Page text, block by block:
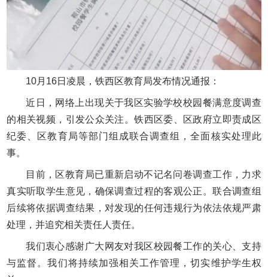
10月16日凌晨，铁西区教育局发布情况通报：
近日，网络上出现关于我区实验学校校园餐满意度调查
的相关视频，引发公众关注。铁西区委、区政府立即责成区
纪委、区教育局等部门组成联合调查组，全面核实处理此
事。
目前，区教育局已重新启动不记名问卷调查工作，力求
真实听取学生意见，确保调查过程的客观公正。联合调查组
后续将依据调查结果，对发现的任何违规行为依法依规严肃
处理，并追究相关责任人责任。
我们衷心感谢广大网友对我区校园餐工作的关心、支持
与监督。我们将持续加强相关工作管理，切实维护学生权